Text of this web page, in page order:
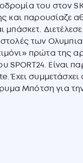
του στον
και παρουσίαζε
των
πρώτα της
SPORT24. Είναι
Έχει
Μπότση για